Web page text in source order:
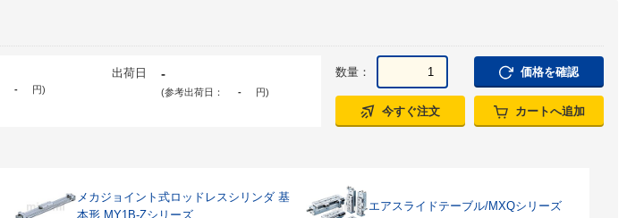
- 円)
出荷日 -
(参考出荷日： - 円)
数量： 価格を確認
今すぐ注文 カートへ追加
メカジョイント式ロッドレスシリンダ 基
本形 MY1B-Zシリーズ
エアスライドテーブル/MXQシリーズ